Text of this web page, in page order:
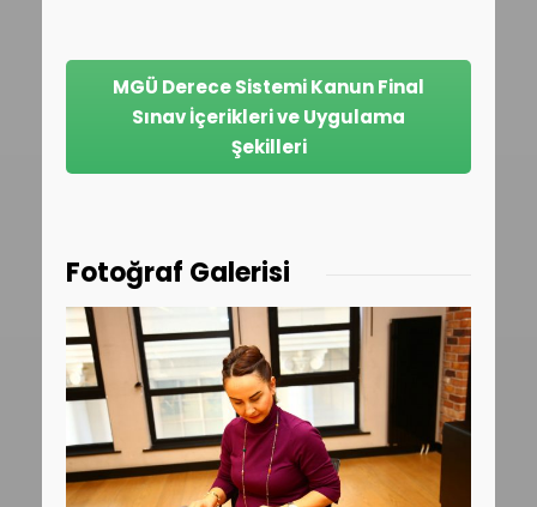
MGÜ Derece Sistemi Kanun Final
Sınav İçerikleri ve Uygulama
Şekilleri
Fotoğraf Galerisi